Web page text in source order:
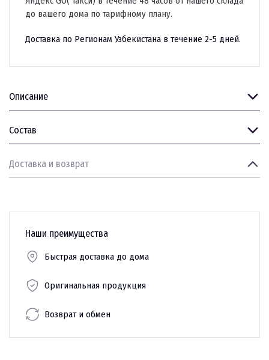
до вашего дома по тарифному плану.
Доставка по Регионам Узбекистана в течение 2-5 дней.
Описание
Состав
Доставка и возврат
Наши преимущества
Быстрая доставка до дома
Оригинальная продукция
Возврат и обмен